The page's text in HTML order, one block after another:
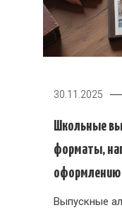
30.11.2025
Школьные
форматы,
оформлению
Выпускные